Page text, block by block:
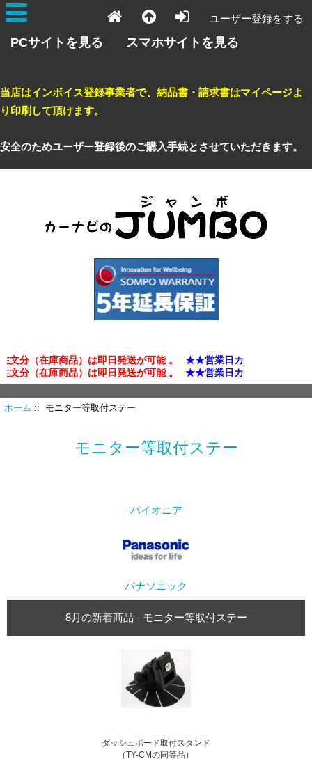
PCサイトを見る スマホサイトを見る
当店はインボイス登録事業者で、納品書・請求書はマイページよ
り印刷して頂けます。
安全のためユーザー登録後のご購入手続とさせていただきます。
ユーザー登録をする
分（在庫商品）は即日発送が可能 。
★★営業日カレンダー確認
分（在庫商品）は即日発送が可能 。
★★営業日カレンダー確認
ホーム :: モニター等取付ステー
モニター等取付ステー
パイオニア
パナソニック
8月の新着商品 - モニター等取付ステー
ダッシュボード取付スタンド
（TY-CMの同等品）